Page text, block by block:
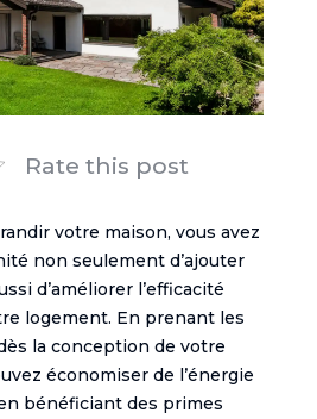
Rate this post
votre maison, vous avez
non seulement d’ajouter
d’améliorer l’efficacité
logement. En prenant les
la conception de votre
économiser de l’énergie
bénéficiant des primes